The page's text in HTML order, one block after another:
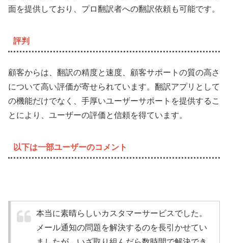
面を提供しており、プロ翻訳者への翻訳依頼も可能です。
評判
顧客からは、翻訳の精度と速度、顧客サポートの質の高さ
について高い評価が寄せられています。翻訳アプリとして
の機能だけでなく、手厚いユーザーサポートを提供するこ
とにより、ユーザーの評価と信頼を得ています。
以下は一部ユーザーのコメント
本当に素晴らしいカスタマーサービスでした。
メール通知の問題を解決するのを長引かせてい